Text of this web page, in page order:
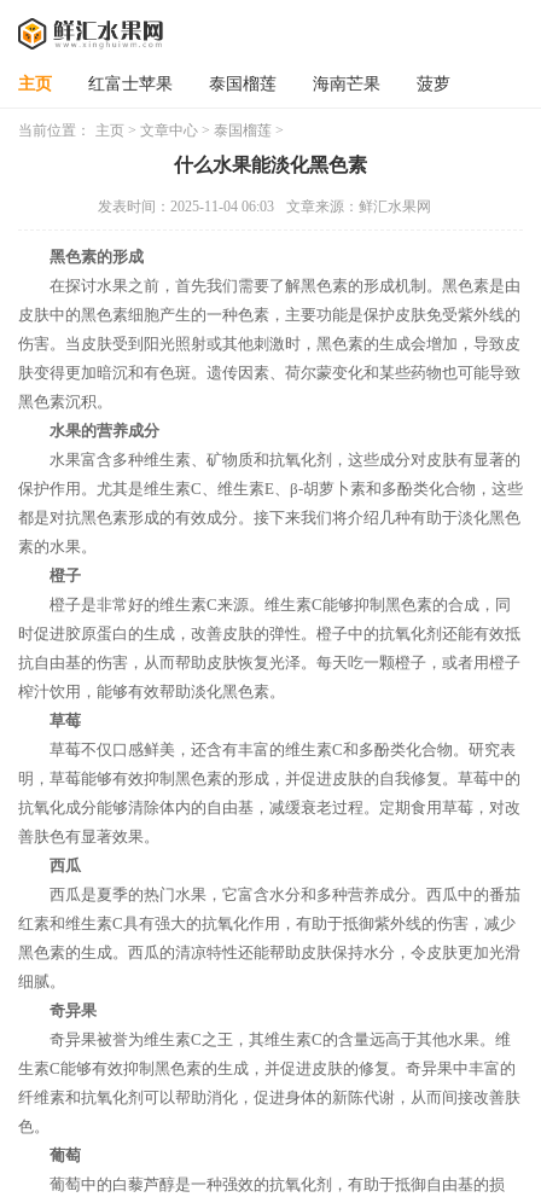
主页 红富士苹果 泰国榴莲 海南芒果 菠萝
当前位置： 主页 > 文章中心 > 泰国榴莲 >
什么水果能淡化黑色素
发表时间：2025-11-04 06:03 文章来源：鲜汇水果网
黑色素的形成
在探讨水果之前，首先我们需要了解黑色素的形成机制。黑色素是由
皮肤中的黑色素细胞产生的一种色素，主要功能是保护皮肤免受紫外线的
伤害。当皮肤受到阳光照射或其他刺激时，黑色素的生成会增加，导致皮
肤变得更加暗沉和有色斑。遗传因素、荷尔蒙变化和某些药物也可能导致
黑色素沉积。
水果的营养成分
水果富含多种维生素、矿物质和抗氧化剂，这些成分对皮肤有显著的
保护作用。尤其是维生素C、维生素E、β-胡萝卜素和多酚类化合物，这些
都是对抗黑色素形成的有效成分。接下来我们将介绍几种有助于淡化黑色
素的水果。
橙子
橙子是非常好的维生素C来源。维生素C能够抑制黑色素的合成，同
时促进胶原蛋白的生成，改善皮肤的弹性。橙子中的抗氧化剂还能有效抵
抗自由基的伤害，从而帮助皮肤恢复光泽。每天吃一颗橙子，或者用橙子
榨汁饮用，能够有效帮助淡化黑色素。
草莓
草莓不仅口感鲜美，还含有丰富的维生素C和多酚类化合物。研究表
明，草莓能够有效抑制黑色素的形成，并促进皮肤的自我修复。草莓中的
抗氧化成分能够清除体内的自由基，减缓衰老过程。定期食用草莓，对改
善肤色有显著效果。
西瓜
西瓜是夏季的热门水果，它富含水分和多种营养成分。西瓜中的番茄
红素和维生素C具有强大的抗氧化作用，有助于抵御紫外线的伤害，减少
黑色素的生成。西瓜的清凉特性还能帮助皮肤保持水分，令皮肤更加光滑
细腻。
奇异果
奇异果被誉为维生素C之王，其维生素C的含量远高于其他水果。维
生素C能够有效抑制黑色素的生成，并促进皮肤的修复。奇异果中丰富的
纤维素和抗氧化剂可以帮助消化，促进身体的新陈代谢，从而间接改善肤
色。
葡萄
葡萄中的白藜芦醇是一种强效的抗氧化剂，有助于抵御自由基的损